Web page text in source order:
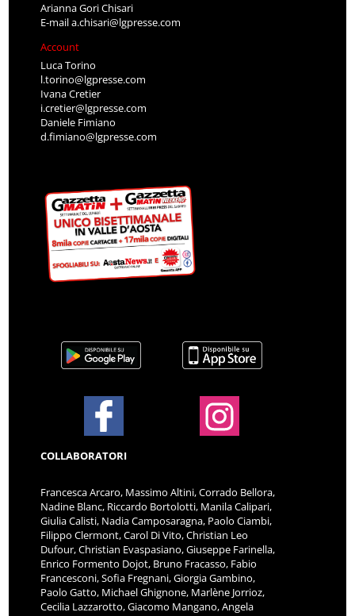
Arianna Gori Chisari
E-maila.chisari@lgpresse.com
Account
Luca Torino
l.torino@lgpresse.com
Ivana Cretier
i.cretier@lgpresse.com
Daniele Fimiano
d.fimiano@lgpresse.com
COLLABORATORI
Francesca Arcaro, Massimo Altini, Corrado Bellora,
Nadine Blanc, Riccardo Bortolotti, Manila Calipari,
Giulia Calisti, Nadia Camposaragna, Paolo Ciambi,
Filippo Clermont, Carol Di Vito, Christian Leo
Dufour, Christian Evaspasiano, Giuseppe Farinella,
Enrico Formento Dojot, Bruno Fracasso, Fabio
Francesconi, Sofia Fregnani, Giorgia Gambino,
Paolo Gatto, Michael Ghignone, Marlène Jorrioz,
Cecilia Lazzarotto, Giacomo Mangano, Angela